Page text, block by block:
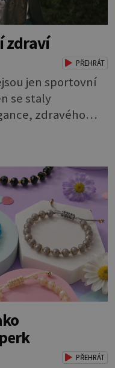
zdraví
PŘEHRÁT
jen sportovní
se staly
zdravého
mohou
hodinky — a
sofistikované
život.
kvalitní
PŘEHRÁT